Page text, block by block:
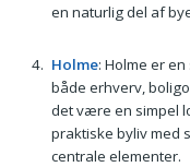
en naturlig del af
Holme: Holme er
både erhverv,
det være en simpel
praktiske byliv med
centrale elementer.